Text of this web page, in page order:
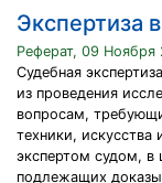
Экспертиза
Реферат, 09 Ноября
Судебная
из проведения
вопросам,
техники,
экспертом судом, в
подлежащих